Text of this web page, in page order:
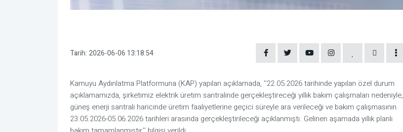
Tarih: 2026-06-06 13:18:54
Kamuyu Aydınlatma Platformuna (KAP) yapılan açıklamada, ''22.05.2026 tarihinde yapılan özel durum
açıklamamızda, şirketimiz elektrik üretim santralinde gerçekleştireceği yıllık bakım çalışmaları nedeniyle,
güneş enerji santrali haricinde üretim faaliyetlerine geçici süreyle ara verileceği ve bakım çalışmasının
23.05.2026-05.06.2026 tarihleri arasında gerçekleştirileceği açıklanmıştı. Gelinen aşamada yıllık planlı